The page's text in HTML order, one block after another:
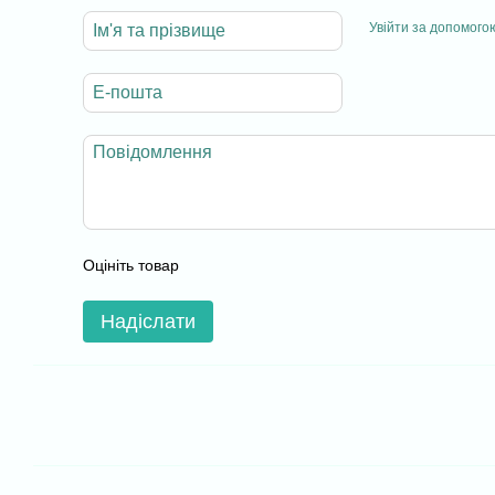
Увійти за
Оцініть товар
Надіслати